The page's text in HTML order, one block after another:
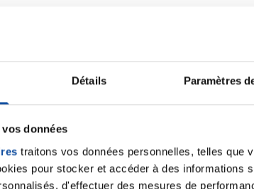
Détails Paramètres
données
traitons vos données personnelles, telles que
pour stocker et accéder à des informations
d'effectuer des mesures de